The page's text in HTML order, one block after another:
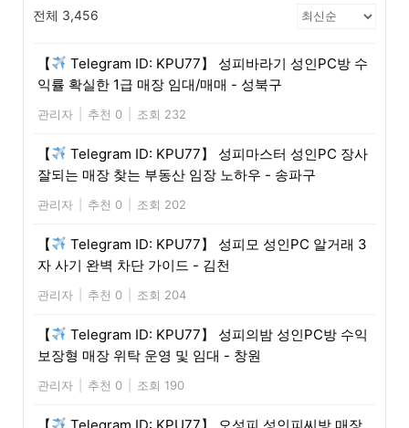
전체 3,456
【
Telegram ID: KPU77】 성피바라기 성인PC방 수
익률 확실한 1급 매장 임대/매매 - 성북구
관리자 추천 0 조회 232
【
Telegram ID: KPU77】 성피마스터 성인PC 장사
잘되는 매장 찾는 부동산 임장 노하우 - 송파구
관리자 추천 0 조회 202
【
Telegram ID: KPU77】 성피모 성인PC 알거래 3
자 사기 완벽 차단 가이드 - 김천
관리자 추천 0 조회 204
【
Telegram ID: KPU77】 성피의밤 성인PC방 수익
보장형 매장 위탁 운영 및 임대 - 창원
관리자 추천 0 조회 190